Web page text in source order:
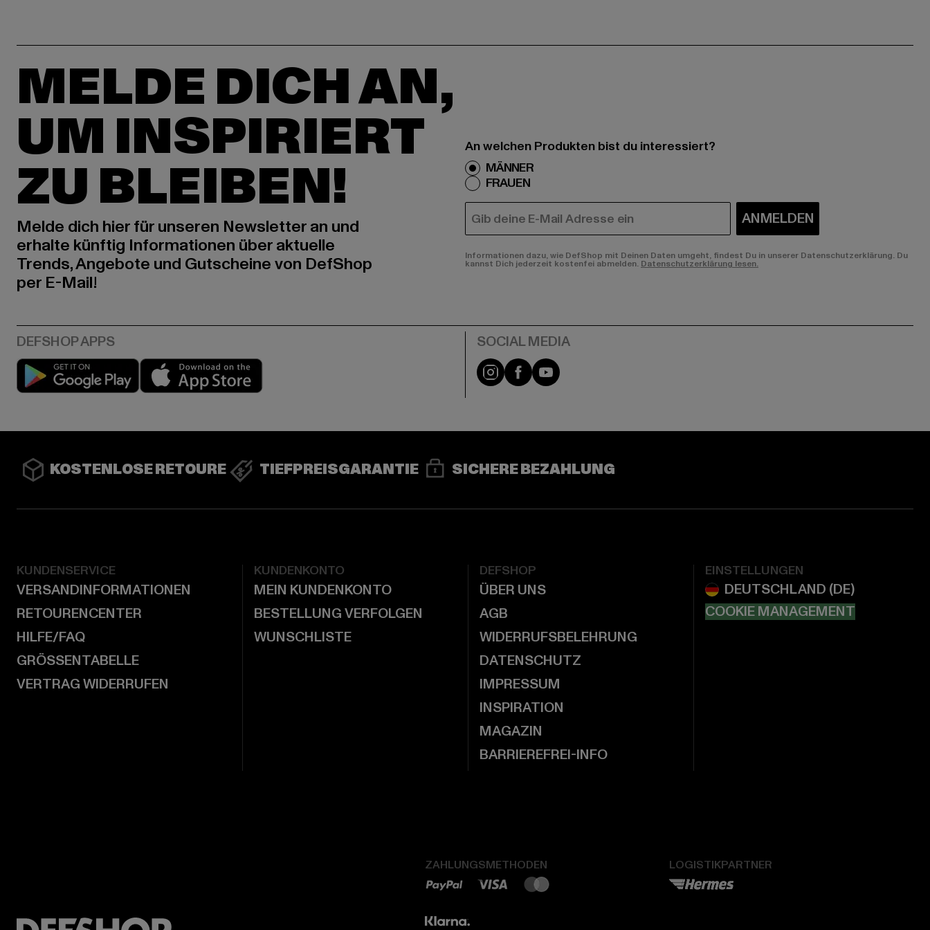
MELDE DICH AN,
UM INSPIRIERT
ZU BLEIBEN!
Melde dich hier für unseren Newsletter an und
erhalte künftig Informationen über aktuelle
Trends, Angebote und Gutscheine von DefShop
per E-Mail!
An welchen Produkten bist du interessiert?
MÄNNER
FRAUEN
E-MAIL ANMELDEN
Informationen dazu, wie DefShop mit Deinen Daten umgeht, findest Du in unserer Datenschutzerklärung. Du
kannst Dich jederzeit kostenfei abmelden. Datenschutzerklärung lesen.
Play market Instagram
FacebookYouTube
KOSTENLOSE RETOURE TIEFPREISGARANTIE SICHERE BEZAHLUNG
KUNDENSERVICE
VERSANDINFORMATIONEN
RETOURENCENTER
HILFE/FAQ
GRÖSSENTABELLE
VERTRAG WIDERRUFEN
KUNDENKONTO
MEIN KUNDENKONTO
BESTELLUNG VERFOLGEN
WUNSCHLISTE
DEFSHOP
ÜBER UNS
AGB
WIDERRUFSBELEHRUNG
DATENSCHUTZ
IMPRESSUM
INSPIRATION
MAGAZIN
BARRIEREFREI-INFO
EINSTELLUNGEN
COOKIE MANAGEMENT
ZAHLUNGSMETHODEN LOGISTIKPARTNER